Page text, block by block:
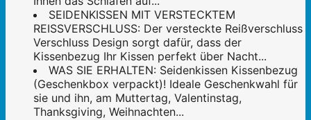
SEIDENKISSEN MIT VERSTECKTEM
REISSVERSCHLUSS: Der versteckte Reißverschluss
Verschluss Design sorgt dafür, dass der
Kissenbezug Ihr Kissen perfekt über Nacht...
WAS SIE ERHALTEN: Seidenkissen Kissenbezug
(Geschenkbox verpackt)! Ideale Geschenkwahl für
sie und ihn, am Muttertag, Valentinstag,
Thanksgiving, Weihnachten...